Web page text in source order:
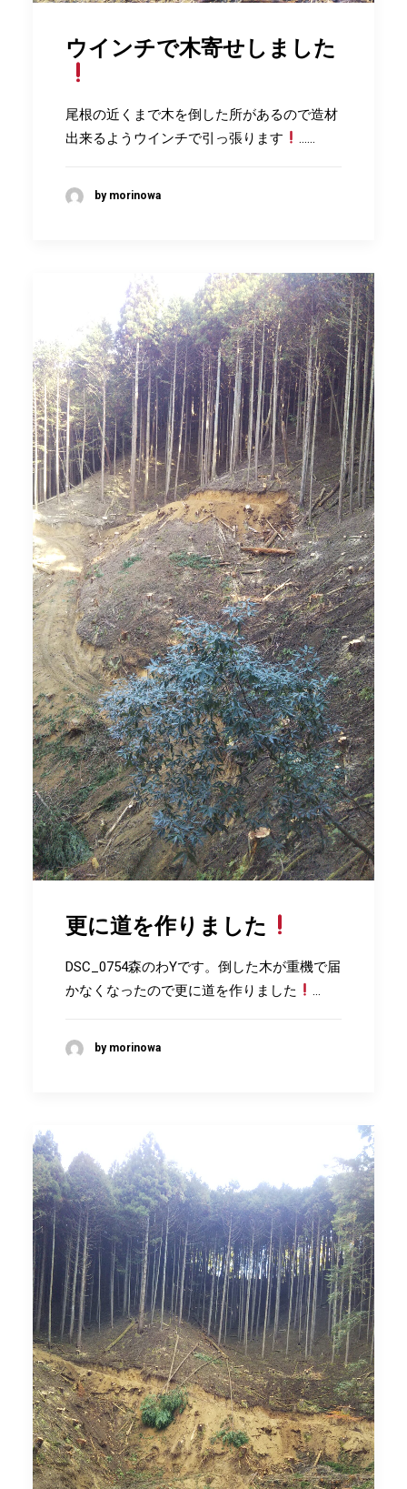
ウインチで木寄せしました
尾根の近くまで木を倒した所があるので造材
出来るようウインチで引っ張ります
by morinowa
更に道を作りました
DSC_0754森のわYです。倒した木が重機で届
かなくなったので更に道を作りました
by morinowa